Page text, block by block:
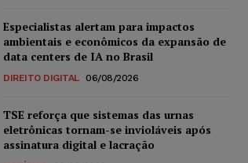
Especialistas alertam para impactos
ambientais e econômicos da expansão de
data centers de IA no Brasil
DIREITO DIGITAL 06/08/2026
TSE reforça que sistemas das urnas
eletrônicas tornam-se invioláveis após
assinatura digital e lacração